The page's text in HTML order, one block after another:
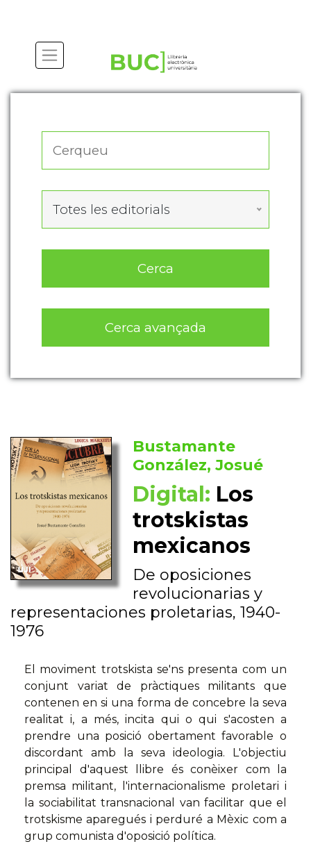
Totes les editorials
Cerca
Cerca avançada
Bustamante
González, Josué
Digital: Los
trotskistas
mexicanos
De oposiciones
revolucionarias y
representaciones proletarias, 1940-
1976
El moviment trotskista se'ns presenta com un
conjunt variat de pràctiques militants que
contenen en si una forma de concebre la seva
realitat i, a més, incita qui o qui s'acosten a
prendre una posició obertament favorable o
discordant amb la seva ideologia. L'objectiu
principal d'aquest llibre és conèixer com la
premsa militant, l'internacionalisme proletari i
la sociabilitat transnacional van facilitar que el
trotskisme aparegués i perduré a Mèxic com a
grup comunista d'oposició política.